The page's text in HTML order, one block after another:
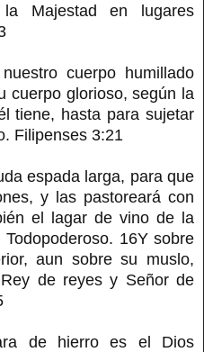
Majestad en lugares
cuerpo humillado
cuerpo glorioso, según la
tiene, hasta para sujetar
Filipenses 3:21
espada larga, para que
y las pastoreará con
el lagar de vino de la
16Y sobre
aun sobre su muslo,
de reyes y Señor de
de hierro es el Dios